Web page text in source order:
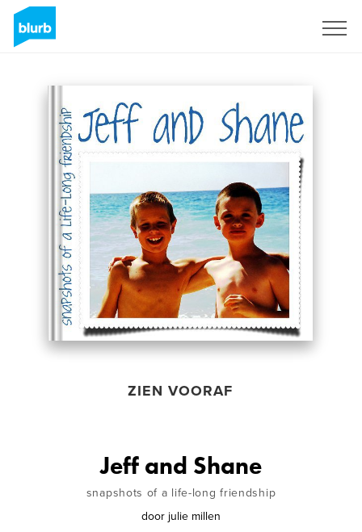
ZIEN VOORAF
Jeff and Shane
snapshots of a life-long friendship
door julie millen